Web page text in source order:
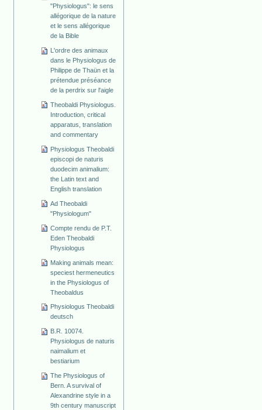
"Physiologus": le sens
allégorique de la nature
et le sens allégorique
de la Bible
L'ordre des animaux
dans le Physiologus de
Philippe de Thaün et la
prétendue préséance
de la perdrix sur l'aigle
Theobaldi Physiologus.
Introduction, critical
apparatus, translation
and commentary
Physiologus Theobaldi
episcopi de naturis
duodecim animalium:
the Latin text and
English translation
Ad Theobaldi
"Physiologum"
Compte rendu de P.T.
Eden Theobaldi
Physiologus
Making animals mean:
speciest hermeneutics
in the Physiologus of
Theobaldus
Physiologus Theobaldi
deutsch
B.R. 10074.
Physiologus de naturis
naimalium et
bestiarium
The Physiologus of
Bern. A survival of
Alexandrine style in a
9th century manuscript